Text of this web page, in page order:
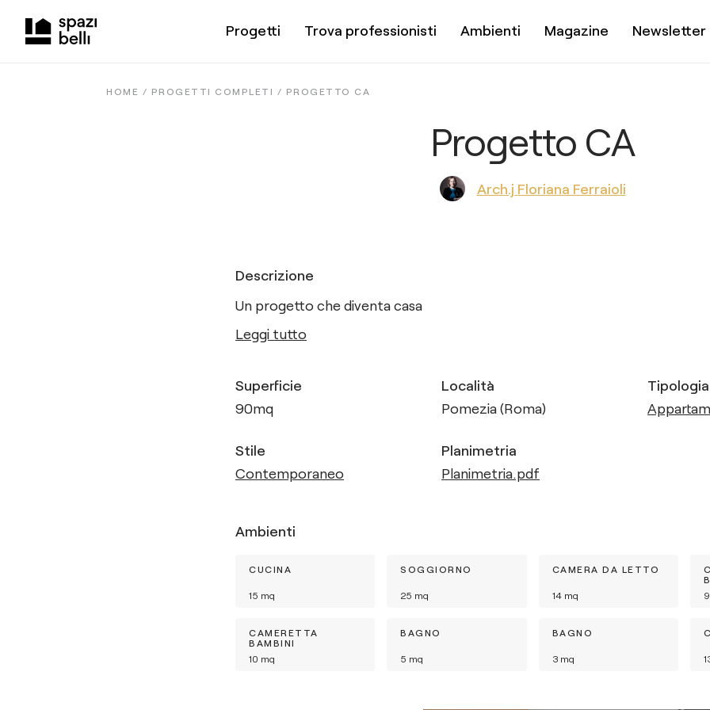
Progetti Trova professionisti Ambienti Magazine Newsletter
HOME / PROGETTI COMPLETI / PROGETTO CA
Progetto CA
Arch.j Floriana Ferraioli
Descrizione
Un progetto che diventa casa
Leggi tutto
Superficie
90mq
Località
Pomezia (Roma)
Tipologia
Stile
Contemporaneo
Planimetria
Planimetria.pdf
Ambienti
CUCINA
15 mq
SOGGIORNO
25 mq
CAMERA DA LETTO
14mq
9
CAMERETTA
BAMBINI
10 mq
BAGNO
5 mq
BAGNO
3mq